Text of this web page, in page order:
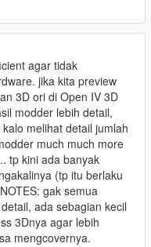
agar tidak
jika kita preview
3D ori di Open IV 3D
modder lebih detail,
melihat detail jumlah
much much more
tp kini ada banyak
(tp itu berlaku
gak semua
ada sebagian kecil
3Dnya agar lebih
mengcovernya.